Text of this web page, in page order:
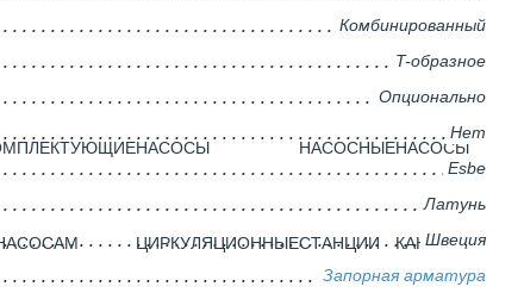
НАСОСЫ
ЦИРКУЛЯЦИОННЫЕ
НАСОСНЫЕ
СТАНЦИИ
НАСОСЫ
Комбинированный
T-образное
Опционально
Нет
Esbe
Латунь
Швеция
Запорная арматура